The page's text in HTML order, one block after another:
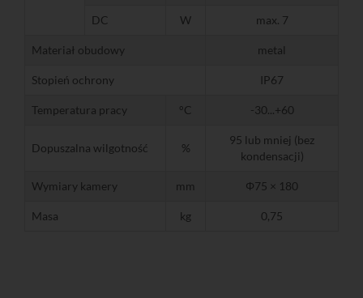
DC W max. 7
Materiał obudowy metal
Stopień ochrony IP67
Temperatura pracy °C -30...+60
Dopuszalna wilgotność %
95 lub mniej (bez
kondensacji)
Wymiary kamery mm Φ75 × 180
Masa kg 0,75